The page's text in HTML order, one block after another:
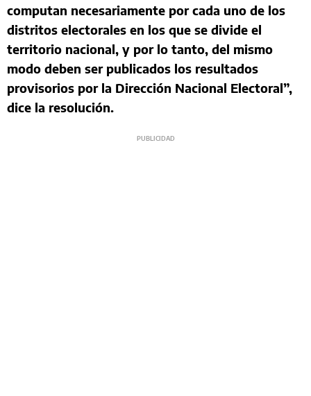
computan necesariamente por cada uno de los
distritos electorales en los que se divide el
territorio nacional, y por lo tanto, del mismo
modo deben ser publicados los resultados
provisorios por la Dirección Nacional Electoral”,
dice la resolución.